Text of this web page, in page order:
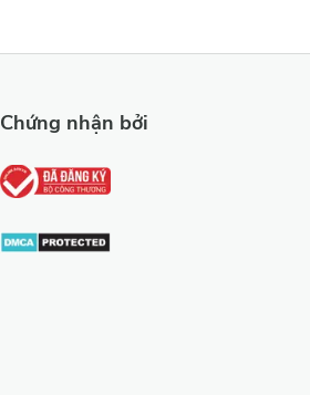
Chứng nhận bởi